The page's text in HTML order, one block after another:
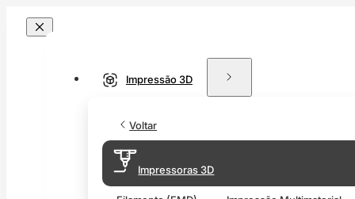
Impressão 3D
Voltar
Impressoras 3D